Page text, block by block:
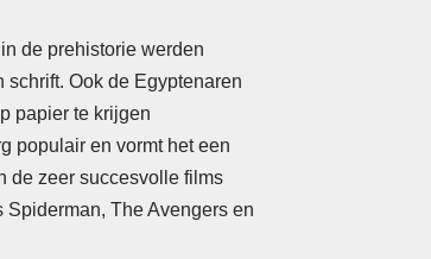
de prehistorie werden
Ook de Egyptenaren
papier te krijgen
populair en vormt het een
de zeer succesvolle films
The Avengers en